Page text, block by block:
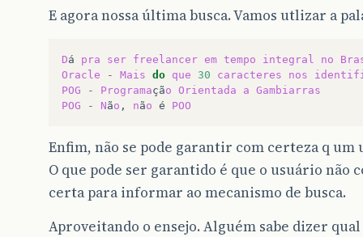
E agora nossa última busca. Vamos utlizar a
Dá pra ser freelancer em tempo integral no
Oracle
- Mais do que 30 caracteres nos
POG
- Programação Orientada a Gambiarras
POG
- Não , não é POO
Enfim, não se pode garantir com certeza q
O que pode ser garantido é que o usuário não
certa para informar ao mecanismo de busca.
Aproveitando o ensejo. Alguém sabe dizer